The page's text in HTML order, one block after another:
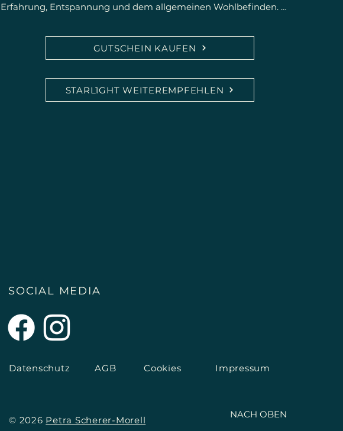
Erfahrung, Entspannung und dem allgemeinen Wohlbefinden.
Heilversprechen gegeben. Bei gesundheitlichen Beschwerden
bleibt medizinisch ausgebildetes Fachpersonal die richtige
GUTSCHEIN KAUFEN
STARL1GHT WEITEREMPFEHLEN
SOCIAL MEDIA
Datenschutz AGB Cookies Impressum
© 2026 Petra Scherer-Morell
NACH OBEN